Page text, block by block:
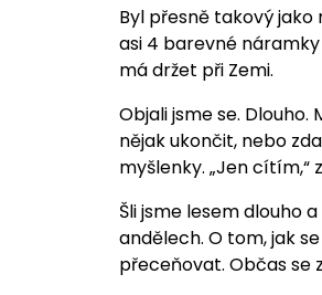
Byl přesně takový
asi 4 barevné
má držet při Zemi.
Objali jsme se.
nějak ukončit, nebo
myšlenky. „Jen cítím,“
Šli jsme lesem dlouho
andělech. O tom, jak
přeceňovat. Občas se